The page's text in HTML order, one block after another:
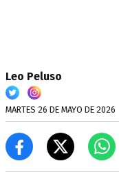
Leo Peluso
MARTES 26 DE MAYO DE 2026